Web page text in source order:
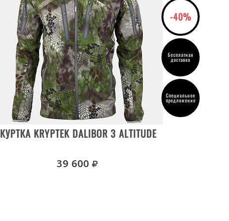
-40%
Бесплатная
доставка
Специальное
предложение
КУРТКА KRYPTEK DALIBOR 3 ALTITUDE
39 600